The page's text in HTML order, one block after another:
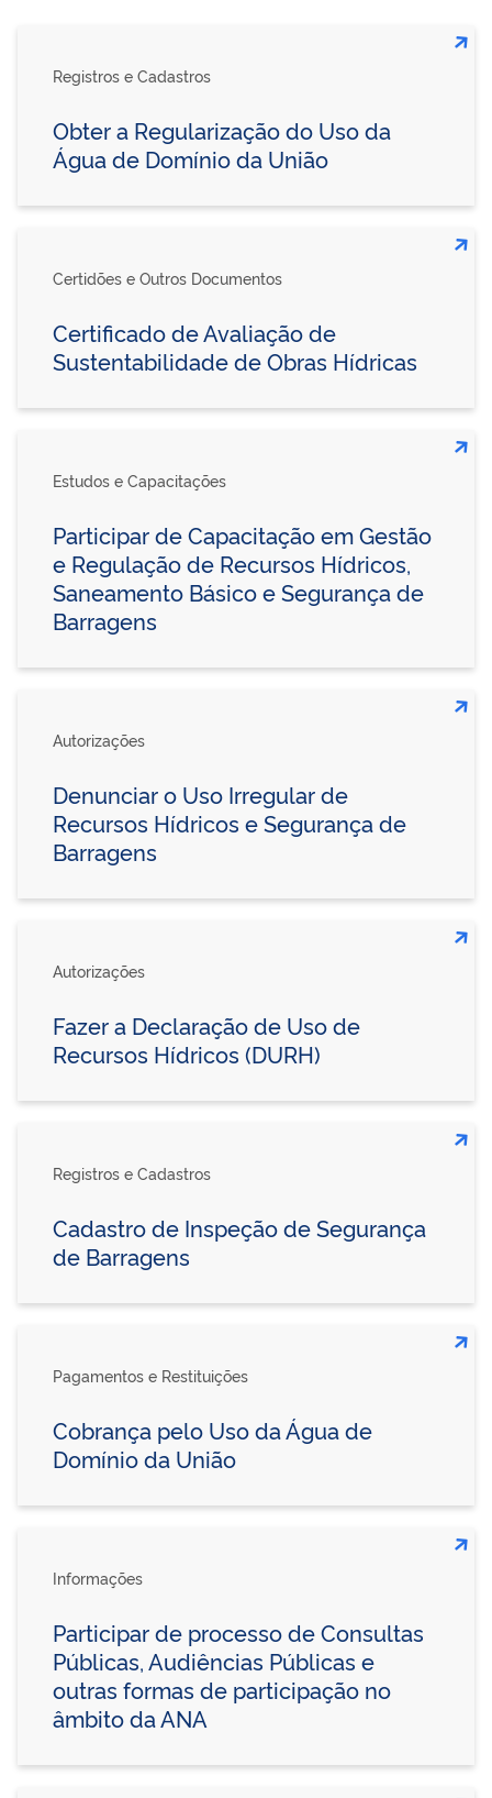
Registros e Cadastros
Obter a Regularização do Uso da
Água de Domínio da União
Certidões e Outros Documentos
Certificado de Avaliação de
Sustentabilidade de Obras Hídricas
Estudos e Capacitações
Participar de Capacitação em Gestão
e Regulação de Recursos Hídricos,
Saneamento Básico e Segurança de
Barragens
Autorizações
Denunciar o Uso Irregular de
Recursos Hídricos e Segurança de
Barragens
Autorizações
Fazer a Declaração de Uso de
Recursos Hídricos (DURH)
Registros e Cadastros
Cadastro de Inspeção de Segurança
de Barragens
Pagamentos e Restituições
Cobrança pelo Uso da Água de
Domínio da União
Informações
Participar de processo de Consultas
Públicas, Audiências Públicas e
outras formas de participação no
âmbito da ANA